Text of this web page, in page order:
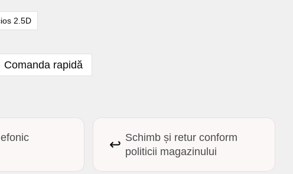
2.5D
Comanda rapidă
↩️ Schimb și retur conform
politicii magazinului